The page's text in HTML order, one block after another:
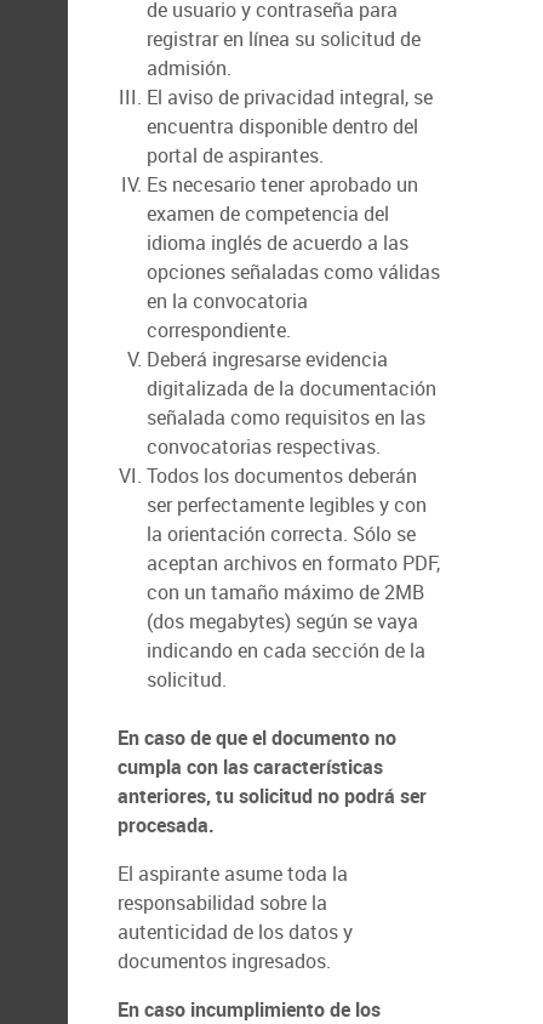
de usuario y contraseña para
registrar en línea su solicitud de
admisión.
El aviso de privacidad integral, se
encuentra disponible dentro del
portal de aspirantes.
Es necesario tener aprobado un
examen de competencia del
idioma inglés de acuerdo a las
opciones señaladas como válidas
en la convocatoria
correspondiente.
Deberá ingresarse evidencia
digitalizada de la documentación
señalada como requisitos en las
convocatorias respectivas.
Todos los documentos deberán
ser perfectamente legibles y con
la orientación correcta. Sólo se
aceptan archivos en formato PDF,
con un tamaño máximo de 2MB
(dos megabytes) según se vaya
indicando en cada sección de la
solicitud.
En caso de que el documento no
cumpla con las características
anteriores, tu solicitud no podrá ser
procesada.
El aspirante asume toda la
responsabilidad sobre la
autenticidad de los datos y
documentos ingresados.
En caso incumplimiento de los